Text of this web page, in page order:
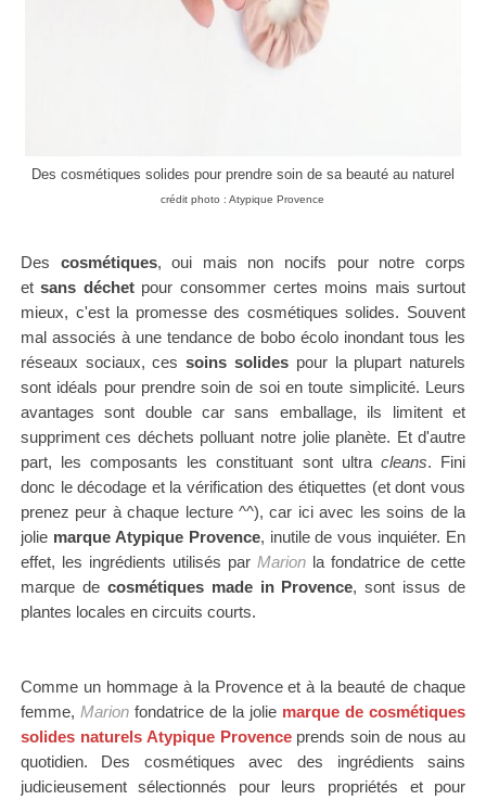
Des cosmétiques solides pour prendre soin de sa beauté au naturel
crédit photo : Atypique Provence
Des cosmétiques, oui mais non nocifs pour notre corps
etsans déchetpour consommer certes moins mais surtout
mieux, c'est la promesse des cosmétiques solides. Souvent
mal associés à une tendance de bobo écolo inondant tous les
réseaux sociaux, cessoins solides pour la plupart naturels
sont idéals pour prendre soin de soi en toute simplicité. Leurs
avantages sont double car sans emballage, ils limitent et
suppriment ces déchets polluant notre jolie planète. Et d'autre
part, les composants les constituant sont ultra cleans. Fini
donc le décodage et la vérification des étiquettes (et dont vous
prenez peur à chaque lecture ^^), car ici avec les soins de la
jolie marque Atypique Provence, inutile de vous inquiéter. En
effet, les ingrédients utilisés par Marion la fondatrice de cette
marque de cosmétiques made in Provence, sont issus de
plantes locales en circuits courts.
Comme un hommage à la Provence et à la beauté de chaque
femme, Marionfondatrice de la jolie marque de cosmétiques
solides naturels Atypique Provenceprends soin de nous au
quotidien. Des cosmétiques avec des ingrédients sains
judicieusement sélectionnés pour leurs propriétés et pour